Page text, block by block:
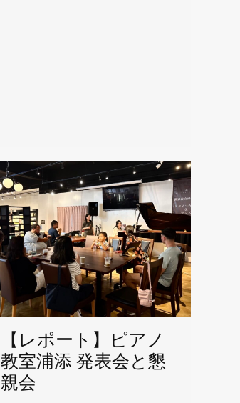
【レポート】ピアノ
教室浦添 発表会と懇
親会